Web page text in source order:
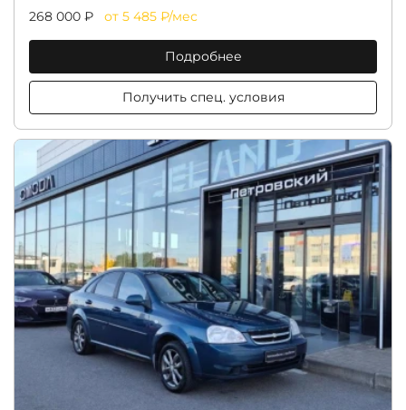
268 000 ₽ от 5 485 ₽/мес
Подробнее
Получить спец. условия